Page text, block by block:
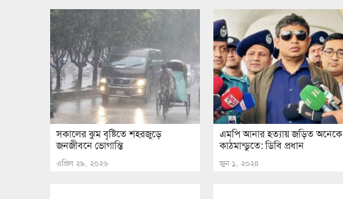
সকালের ঝুম বৃষ্টিতে শহরজুড়ে
জনজীবনে ভোগান্তি
এপ্রিল ২৯, ২০২৬
এমপি আনার হত্যায় জড়িত অনেকে
কাঠমান্ডুতে: ডিবি প্রধান
জুন ১, ২০২৪